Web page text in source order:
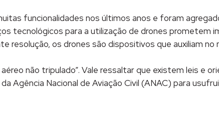
funcionalidades nos últimos anos e foram
tecnológicos para a utilização de drones prometem
resolução, os drones são dispositivos que auxiliam
não tripulado”. Vale ressaltar que existem leis e
Agência Nacional de Aviação Civil (ANAC) para